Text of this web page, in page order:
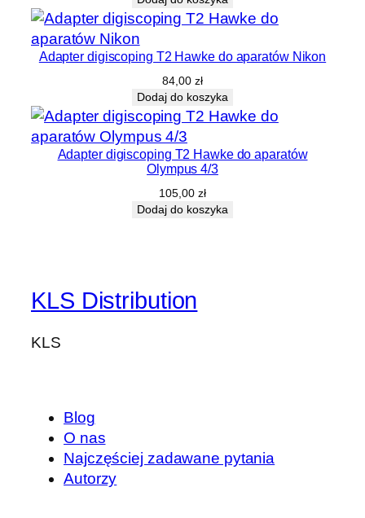
Adapter digiscoping T2 Hawke do aparatów Nikon
84,00 zł
Dodaj do koszyka
Adapter digiscoping T2 Hawke do aparatów
Olympus 4/3
105,00 zł
Dodaj do koszyka
KLS Distribution
KLS
Blog
O nas
Najczęściej zadawane pytania
Autorzy